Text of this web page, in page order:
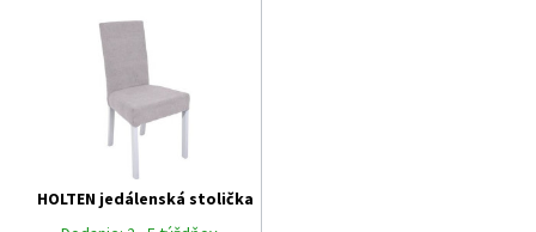
HOLTEN jedálenská stolička